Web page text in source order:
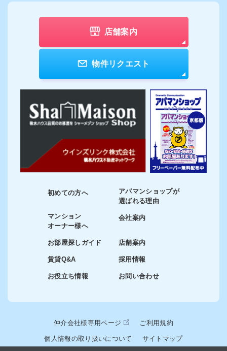
店舗案内
物件リクエスト
初めての方へ
マンション
オーナー様へ
お部屋探しガイド
賃貸Q&A
お役立ち情報
アパマンショップが
選ばれる理由
会社案内
店舗案内
採用情報
お問い合わせ
仲介会社様専用ページ ご利用規約
個人情報の取り扱いについて サイトマップ